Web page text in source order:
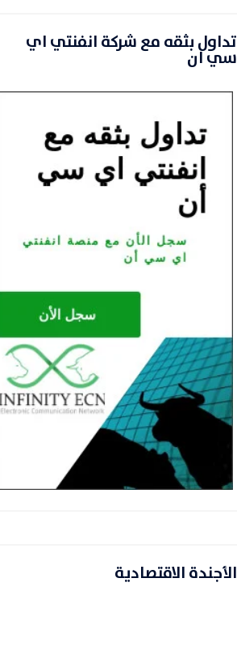
تداول بثقه مع شركة انفنتي اي
سي ان
الأجندة الاقتصادية